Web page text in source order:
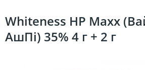
Whiteness HP Maxx
АшПі) 35% 4 г + 2 г